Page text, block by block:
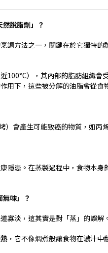
脫脂劑」？
調方法之一，關鍵在於它獨特的
100°C），其內部的脂肪組織會
用下，這些被分解的油脂會從
）會產生可能致癌的物質，如丙
隱患。在蒸製過程中，食物本
味」？
寡淡，這其實是對「蒸」的誤解
，它不像燜煮般讓食物在濃汁